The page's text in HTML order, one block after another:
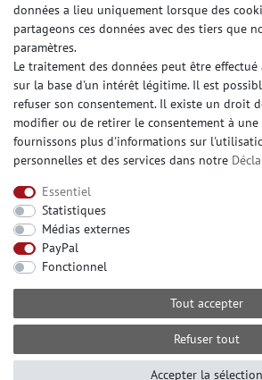
données a lieu uniquement lorsque des
partageons ces données avec des tiers que
paramètres.
Le traitement des données peut être
sur la base d'un intérêt légitime. Il est
refuser son consentement. Il existe un droit
modifier ou de retirer le consentement à
fournissons plus d'informations sur
personnelles et des services dans notre
Essentiel
Statistiques
Médias externes
PayPal
Fonctionnel
Tout accepter
Refuser tout
Accepter la sélection